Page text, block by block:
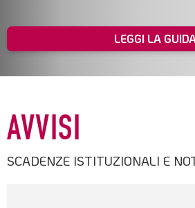
LEGGI LA
AVVISI
SCADENZE ISTITUZIONALI E